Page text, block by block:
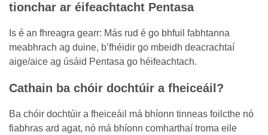
tionchar ar éifeachtacht Pentasa
Is é an fhreagra gearr: Más rud é go bhfuil fabhtanna
meabhrach ag duine, b’fhéidir go mbeidh deacrachtaí
aige/aice ag úsáid Pentasa go héifeachtach.
Cathain ba chóir dochtúir a fheiceáil?
Ba chóir dochtúir a fheiceáil má bhíonn tinneas foilcthe nó
fiabhras ard agat, nó má bhíonn comharthaí troma eile